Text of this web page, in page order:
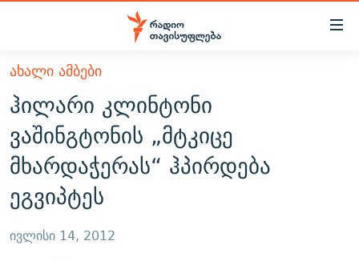
Accessibility
მთავარ
შინაარსზე
დაბრუნება
მთავარ
ნავიგაციაზე
დაბრუნება
ძიებაზე
დაბრუნება
ᲐᲮᲐᲚᲘ ᲐᲛᲑᲔᲑᲘ
ᲗᲔᲛᲔᲑᲘ
ᲞᲝᲚᲘᲢᲘᲙᲐ
ᲔᲙᲝᲜᲝᲛᲘᲙᲐ
ᲡᲐᲖᲝᲒᲐᲓᲝᲔᲑᲐ
ᲙᲣᲚᲢᲣᲠᲐ
ᲕᲘᲓᲔᲝ
ᲑᲚᲝᲒᲔᲑᲘ
ᲞᲝᲓᲙᲐᲡᲢᲔᲑᲘ
ᲐᲡᲐᲗᲘᲐᲜᲘᲡ ᲙᲣᲗᲮᲔ
ᲒᲐᲓᲐᲪᲔᲛᲔᲑᲘ
ᲐᲮᲐᲚᲘ ᲐᲛᲑᲔᲑᲘ
ჰილარი კლინტონი
ვაშინგტონის „მტკიცე
მხარდაჭერას“ ჰპირდება
ეგვიპტეს
ივლისი 14, 2012